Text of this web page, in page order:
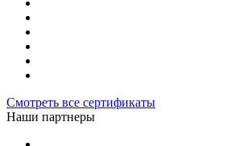
Смотреть все сертификаты
Наши партнеры